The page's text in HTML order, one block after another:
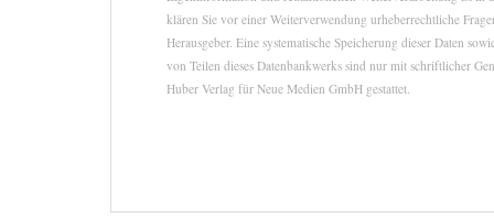
klären Sie vor einer Weiterverwendung urheberrechtliche
Herausgeber. Eine systematische Speicherung dieser Daten
von Teilen dieses Datenbankwerks sind nur mit schriftlicher
Huber Verlag für Neue Medien GmbH gestattet.